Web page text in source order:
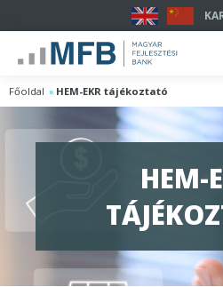
Főoldal HEM-EKR tájékoztató
HEM-